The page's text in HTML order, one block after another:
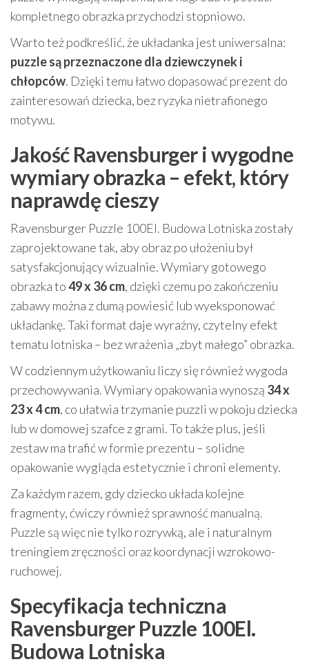
kompletnego obrazka przychodzi stopniowo.
Warto też podkreślić, że układanka jest uniwersalna:
puzzle są przeznaczone dla dziewczynek i
chłopców. Dzięki temu łatwo dopasować prezent do
zainteresowań dziecka, bez ryzyka nietrafionego
motywu.
Jakość Ravensburger i wygodne
wymiary obrazka – efekt, który
naprawdę cieszy
Ravensburger Puzzle 100El. Budowa Lotniska zostały
zaprojektowane tak, aby obraz po ułożeniu był
satysfakcjonujący wizualnie. Wymiary gotowego
obrazka to49 x 36 cm, dzięki czemu po zakończeniu
zabawy można z dumą powiesić lub wyeksponować
układankę. Taki format daje wyraźny, czytelny efekt
tematu lotniska – bez wrażenia „zbyt małego” obrazka.
W codziennym użytkowaniu liczy się również wygoda
przechowywania. Wymiary opakowania wynoszą 34 x
23 x 4 cm, co ułatwia trzymanie puzzli w pokoju dziecka
lub w domowej szafce z grami. To także plus, jeśli
zestaw ma trafić w formie prezentu – solidne
opakowanie wygląda estetycznie i chroni elementy.
Za każdym razem, gdy dziecko układa kolejne
fragmenty, ćwiczy również sprawność manualną.
Puzzle są więc nie tylko rozrywką, ale i naturalnym
treningiem zręczności oraz koordynacji wzrokowo-
ruchowej.
Specyfikacja techniczna
Ravensburger Puzzle 100El.
Budowa Lotniska